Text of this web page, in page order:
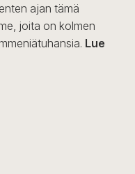
ajan tämä
joita on kolmen
Lue